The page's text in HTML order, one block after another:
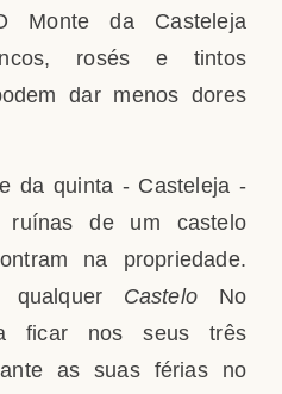
Monte da Casteleja
rosés e tintos
dar menos dores
da quinta - Casteleja -
ruínas de um castelo
na propriedade.
qualquer Castelo No
ficar nos seus três
as suas férias no